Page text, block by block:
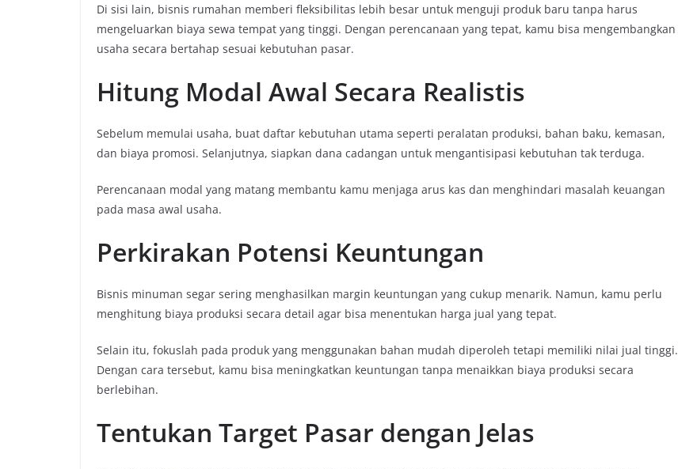
Di sisi lain, bisnis rumahan memberi fleksibilitas lebih besar untuk menguji produk baru tanpa harus
mengeluarkan biaya sewa tempat yang tinggi. Dengan perencanaan yang tepat, kamu bisa mengembangkan
usaha secara bertahap sesuai kebutuhan pasar.
Hitung Modal Awal Secara Realistis
Sebelum memulai usaha, buat daftar kebutuhan utama seperti peralatan produksi, bahan baku, kemasan,
dan biaya promosi. Selanjutnya, siapkan dana cadangan untuk mengantisipasi kebutuhan tak terduga.
Perencanaan modal yang matang membantu kamu menjaga arus kas dan menghindari masalah keuangan
pada masa awal usaha.
Perkirakan Potensi Keuntungan
Bisnis minuman segar sering menghasilkan margin keuntungan yang cukup menarik. Namun, kamu perlu
menghitung biaya produksi secara detail agar bisa menentukan harga jual yang tepat.
Selain itu, fokuslah pada produk yang menggunakan bahan mudah diperoleh tetapi memiliki nilai jual tinggi.
Dengan cara tersebut, kamu bisa meningkatkan keuntungan tanpa menaikkan biaya produksi secara
berlebihan.
Tentukan Target Pasar dengan Jelas